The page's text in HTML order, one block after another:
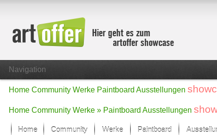
Hier geht es zum
artoffer showcase
Navigation
Home Community Werke Paintboard Ausstellungen
Home Community Werke » Paintboard Ausstellungen
Home Community Werke Paintboard